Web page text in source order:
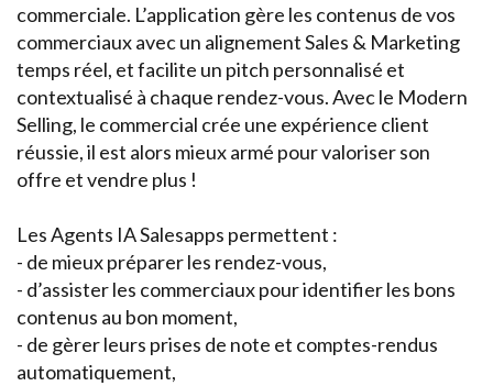
commerciale. L’application gère les contenus de vos
commerciaux avec un alignement Sales & Marketing
temps réel, et facilite un pitch personnalisé et
contextualisé à chaque rendez-vous. Avec le Modern
Selling, le commercial crée une expérience client
réussie, il est alors mieux armé pour valoriser son
offre et vendre plus !
Les Agents IA Salesapps permettent :
- de mieux préparer les rendez-vous,
- d’assister les commerciaux pour identifier les bons
contenus au bon moment,
- de gèrer leurs prises de note et comptes-rendus
automatiquement,